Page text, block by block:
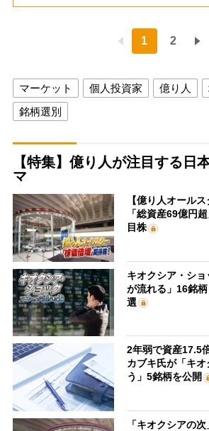
1 2
マーケット 個人投資家 億り人
銘柄選別
【特集】億り人が注目する日
マ
【億り人オール
「総資産69億円
目株
キオクシア・シ
が流れる」16銘
選
2年弱で資産17.5
カブキ氏が「キ
う」5銘柄を公開
「キオクシアの